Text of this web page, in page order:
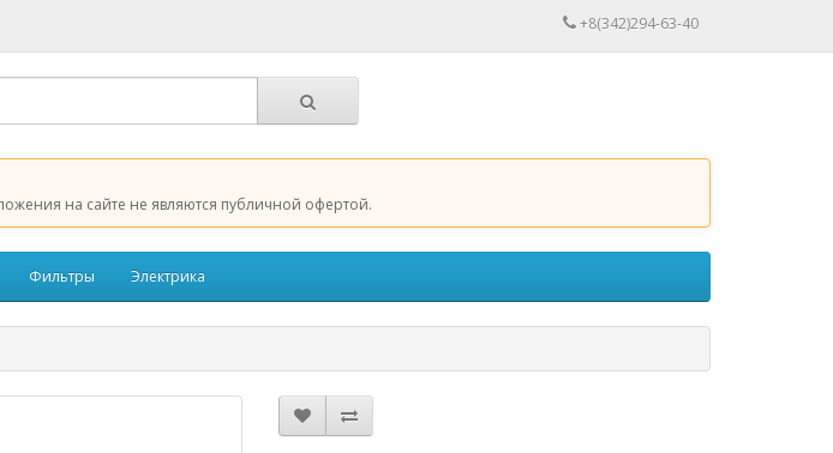
+8(342)294-63-40
на сайте не являются публичной офертой.
Фильтры Электрика